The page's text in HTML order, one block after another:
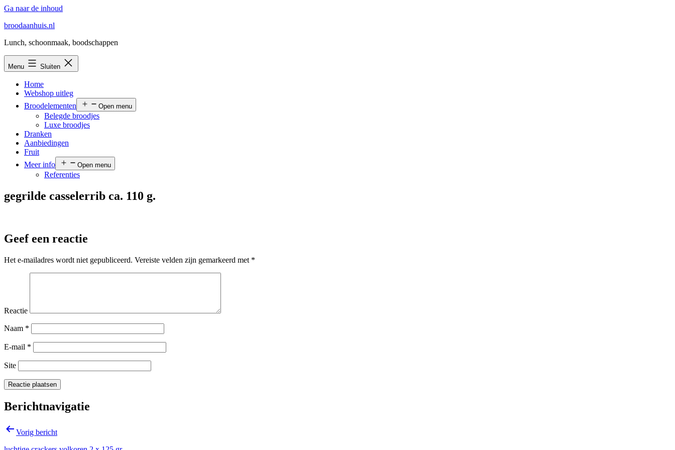
Ga naar de inhoud
broodaanhuis.nl
Lunch, schoonmaak, boodschappen
Menu Sluiten
Home
Webshop uitleg
Broodelementen
Open menu
Belegde broodjes
Luxe broodjes
Dranken
Aanbiedingen
Fruit
Meer info
Open menu
Referenties
gegrilde casselerrib ca. 110 g.
Geef een reactie
Het e-mailadres wordt niet gepubliceerd. Vereiste velden zijn gemarkeerd met *
Reactie
Naam *
E-mail *
Site
Berichtnavigatie
Vorig bericht